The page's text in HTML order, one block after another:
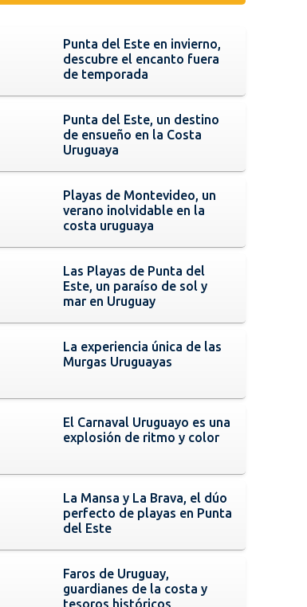
Punta del Este en invierno,
descubre el encanto fuera
de temporada
Punta del Este, un destino
de ensueño en la Costa
Uruguaya
Playas de Montevideo, un
verano inolvidable en la
costa uruguaya
Las Playas de Punta del
Este, un paraíso de sol y
mar en Uruguay
La experiencia única de las
Murgas Uruguayas
El Carnaval Uruguayo es una
explosión de ritmo y color
La Mansa y La Brava, el dúo
perfecto de playas en Punta
del Este
Faros de Uruguay,
guardianes de la costa y
tesoros históricos